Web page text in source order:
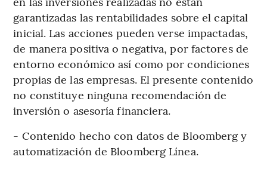
garantizadas las rentabilidades sobre el capital
inicial. Las acciones pueden verse impactadas,
de manera positiva o negativa, por factores de
entorno económico así como por condiciones
propias de las empresas. El presente contenido
no constituye ninguna recomendación de
inversión o asesoría financiera.
- Contenido hecho con datos de Bloomberg y
automatización de Bloomberg Línea.